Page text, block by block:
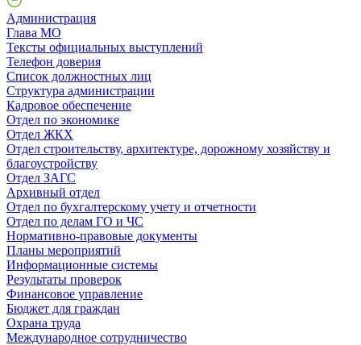
Администрация
Глава МО
Тексты официальных выступлений
Телефон доверия
Список должностных лиц
Структура администрации
Кадровое обеспечение
Отдел по экономике
Отдел ЖКХ
Отдел строительству, архитектуре, дорожному хозяйству и
благоустройству
Отдел ЗАГС
Архивный отдел
Отдел по бухгалтерскому учету и отчетности
Отдел по делам ГО и ЧС
Нормативно-правовые документы
Планы мероприятий
Информационные системы
Результаты проверок
Финансовое управление
Бюджет для граждан
Охрана труда
Международное сотрудничество